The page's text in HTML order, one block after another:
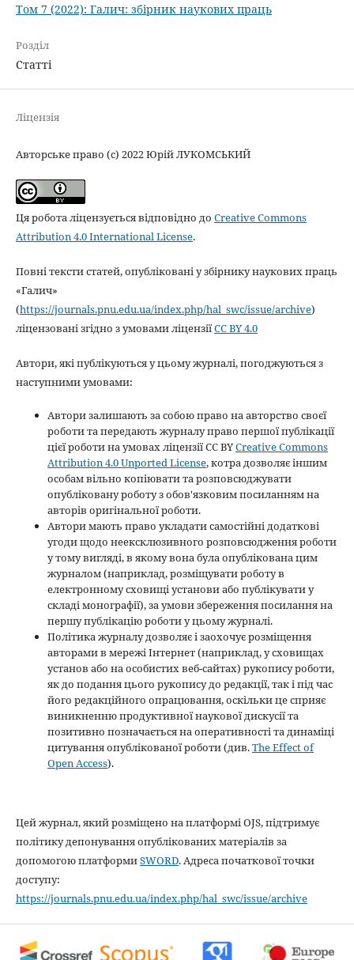
Том 7 (2022): Галич: збірник наукових праць
Розділ
Статті
Ліцензія
Авторське право (c) 2022 Юрій ЛУКОМСЬКИЙ
Ця робота ліцензується відповідно до Creative Commons
Attribution 4.0 International License.
Повні тексти статей, опубліковані у збірнику наукових праць
«Галич»
(https://journals.pnu.edu.ua/index.php/hal_swc/issue/archive)
ліцензовані згідно з умовами ліцензіїCC BY 4.0
Автори, які публікуються у цьому журналі, погоджуються з
наступними умовами:
Автори залишають за собою право на авторство своєї
роботи та передають журналу право першої публікації
цієї роботи на умовах ліцензії CC BYCreative Commons
Attribution 4.0 Unported License, котра дозволяє іншим
особам вільно копіювати та розповсюджувати
опубліковану роботу з обов'язковим посиланням на
авторів оригінальної роботи.
Автори мають право укладати самостійні додаткові
угоди щодо неексклюзивного розповсюдження роботи
у тому вигляді, в якому вона була опублікована цим
журналом (наприклад, розміщувати роботу в
електронному сховищі установи або публікувати у
складі монографії), за умови збереження посилання на
першу публікацію роботи у цьому журналі.
Політика журналу дозволяє і заохочує розміщення
авторами в мережі Інтернет (наприклад, у сховищах
установ або на особистих веб-сайтах) рукопису роботи,
як до подання цього рукопису до редакції, так і під час
його редакційного опрацювання, оскільки це сприяє
виникненню продуктивної наукової дискусії та
позитивно позначається на оперативності та динаміці
цитування опублікованої роботи (див.The Effect of
Open Access).
Цей журнал, який розміщено на платформі OJS, підтримує
політику депонування опублікованих матеріалів за
допомогою платформиSWORD. Адреса початкової точки
доступу:
https://journals.pnu.edu.ua/index.php/hal_swc/issue/archive